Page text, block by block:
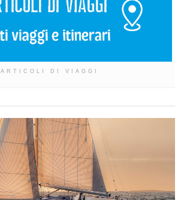
ARTICOLI DI VIAGGI